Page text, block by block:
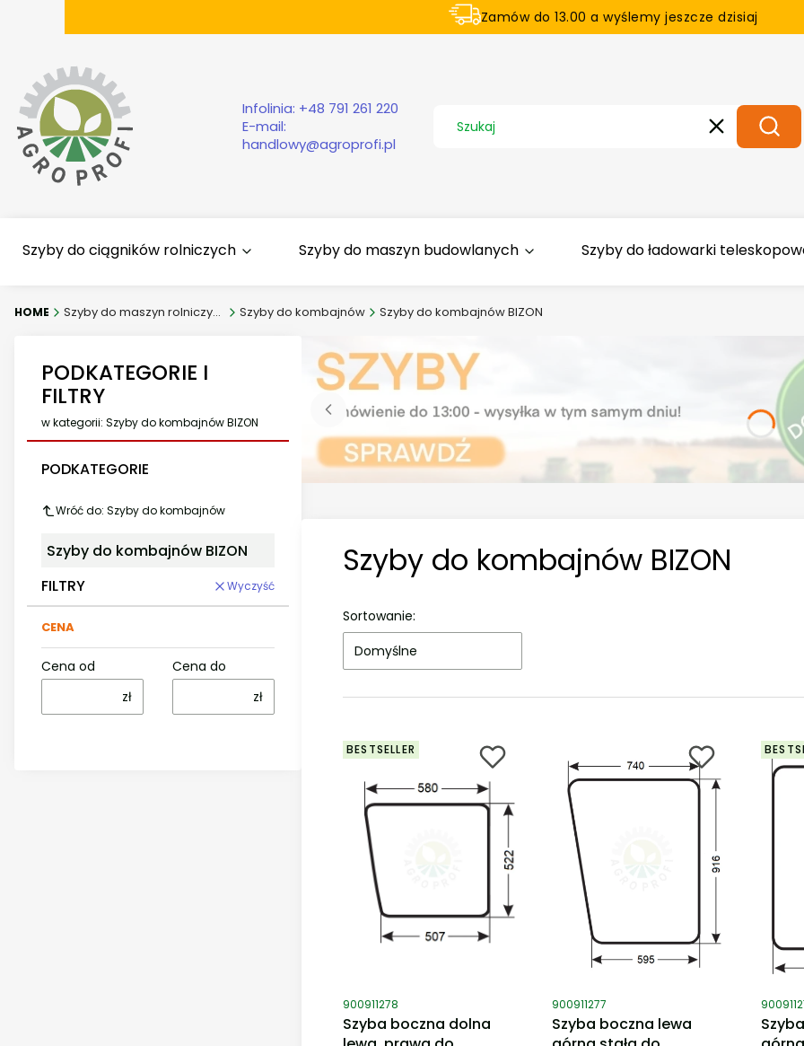
Zamów do 13.00 a wyślemy jeszcze dzisiaj
Infolinia: +48 791 261 220
E-mail:
handlowy@agroprofi.pl
WyczyśćSzukaj
Szyby do ciągników rolniczych Szyby do maszyn budowlanych Szyby do ładowarki
Szyby do maszyn rolniczych Szyby do kombajnów Szyby do kombajnów BIZON
PODKATEGORIE I
FILTRY
w kategorii: Szyby do kombajnów BIZON
PODKATEGORIE
Wróć do: Szyby do kombajnów
Szyby do kombajnów BIZON
FILTRY
Wyczyść
CENA
Cena od
zł
Cena do
zł
Szyby do kombajnów BIZON
Sortowanie:
Domyślne
BESTSELLER
Kod produktu
900911278
Szyba boczna dolna
Kod produktu
900911277
Szyba boczna lewa
Kod